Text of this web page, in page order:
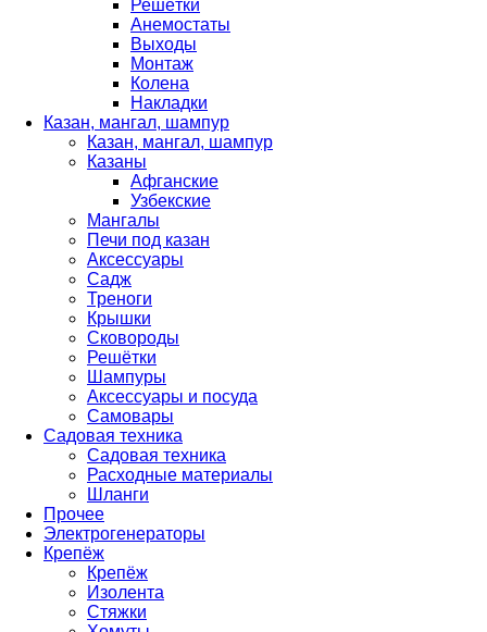
Решётки
Анемостаты
Выходы
Монтаж
Колена
Накладки
Казан, мангал, шампур
Казан, мангал, шампур
Казаны
Афганские
Узбекские
Мангалы
Печи под казан
Аксессуары
Садж
Треноги
Крышки
Сковороды
Решётки
Шампуры
Аксессуары и посуда
Самовары
Садовая техника
Садовая техника
Расходные материалы
Шланги
Прочее
Электрогенераторы
Крепёж
Крепёж
Изолента
Стяжки